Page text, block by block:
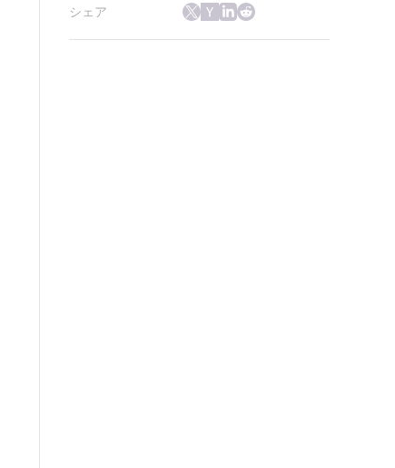
シェア